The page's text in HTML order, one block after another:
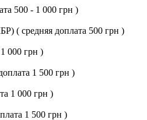
500 - 1 000 грн )
( средняя доплата 500 грн )
000 грн )
1 500 грн )
1 000 грн )
1 500 грн )